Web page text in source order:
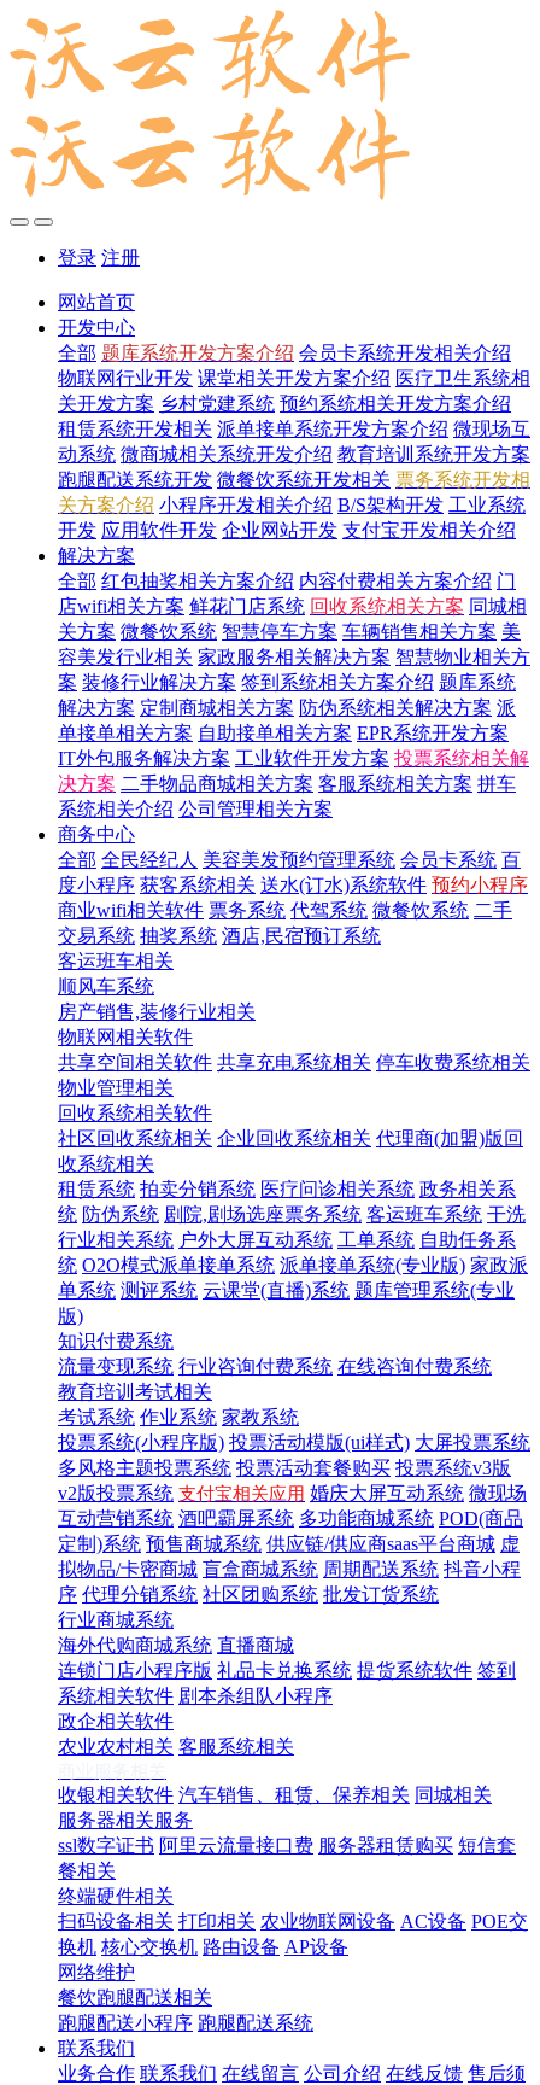
登录 注册
网站首页
开发中心
全部 题库系统开发方案介绍 会员卡系统开发相关介绍
物联网行业开发 课堂相关开发方案介绍 医疗卫生系统相
关开发方案 乡村党建系统 预约系统相关开发方案介绍
租赁系统开发相关 派单接单系统开发方案介绍 微现场互
动系统 微商城相关系统开发介绍 教育培训系统开发方案
跑腿配送系统开发 微餐饮系统开发相关 票务系统开发相
关方案介绍 小程序开发相关介绍 B/S架构开发 工业系统
开发 应用软件开发 企业网站开发 支付宝开发相关介绍
解决方案
全部 红包抽奖相关方案介绍 内容付费相关方案介绍 门
店wifi相关方案 鲜花门店系统 回收系统相关方案 同城相
关方案 微餐饮系统 智慧停车方案 车辆销售相关方案 美
容美发行业相关 家政服务相关解决方案 智慧物业相关方
案 装修行业解决方案 签到系统相关方案介绍 题库系统
解决方案 定制商城相关方案 防伪系统相关解决方案 派
单接单相关方案 自助接单相关方案 EPR系统开发方案
IT外包服务解决方案 工业软件开发方案 投票系统相关解
决方案 二手物品商城相关方案 客服系统相关方案 拼车
系统相关介绍 公司管理相关方案
商务中心
全部 全民经纪人 美容美发预约管理系统 会员卡系统 百
度小程序 获客系统相关 送水(订水)系统软件 预约小程序
商业wifi相关软件 票务系统 代驾系统 微餐饮系统 二手
交易系统 抽奖系统 酒店,民宿预订系统
客运班车相关
顺风车系统
房产销售,装修行业相关
物联网相关软件
共享空间相关软件 共享充电系统相关 停车收费系统相关
物业管理相关
回收系统相关软件
社区回收系统相关 企业回收系统相关 代理商(加盟)版回
收系统相关
租赁系统 拍卖分销系统 医疗问诊相关系统 政务相关系
统 防伪系统 剧院,剧场选座票务系统 客运班车系统 干洗
行业相关系统 户外大屏互动系统 工单系统 自助任务系
统 O2O模式派单接单系统 派单接单系统(专业版) 家政派
单系统 测评系统 云课堂(直播)系统 题库管理系统(专业
版)
知识付费系统
流量变现系统 行业咨询付费系统 在线咨询付费系统
教育培训考试相关
考试系统 作业系统 家教系统
投票系统(小程序版) 投票活动模版(ui样式) 大屏投票系统
多风格主题投票系统 投票活动套餐购买 投票系统v3版
v2版投票系统 支付宝相关应用 婚庆大屏互动系统 微现场
互动营销系统 酒吧霸屏系统 多功能商城系统 POD(商品
定制)系统 预售商城系统 供应链/供应商saas平台商城 虚
拟物品/卡密商城 盲盒商城系统 周期配送系统 抖音小程
序 代理分销系统 社区团购系统 批发订货系统
行业商城系统
海外代购商城系统 直播商城
连锁门店小程序版 礼品卡兑换系统 提货系统软件 签到
系统相关软件 剧本杀组队小程序
政企相关软件
农业农村相关 客服系统相关
收银相关软件 汽车销售、租赁、保养相关 同城相关
服务器相关服务
ssl数字证书 阿里云流量接口费 服务器租赁购买 短信套
餐相关
终端硬件相关
扫码设备相关 打印相关 农业物联网设备 AC设备 POE交
换机 核心交换机 路由设备 AP设备
网络维护
餐饮跑腿配送相关
跑腿配送小程序 跑腿配送系统
联系我们
业务合作 联系我们 在线留言 公司介绍 在线反馈 售后须